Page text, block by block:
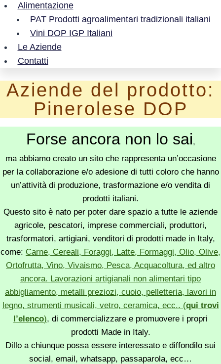
Alimentazione
PAT Prodotti agroalimentari tradizionali italiani
Vini DOP IGP Italiani
Le Aziende
Contatti
Aziende del prodotto:
Pinerolese DOP
Forse ancora non lo sai,
ma abbiamo creato un sito che rappresenta un’occasione
per la collaborazione e/o adesione di tutti coloro che hanno
un’attività di produzione, trasformazione e/o vendita di
prodotti italiani.
Questo sito è nato per poter dare spazio a tutte le aziende
agricole, pescatori, imprese commerciali, produttori,
trasformatori, artigiani, venditori di prodotti made in Italy,
come: Carne, Cereali, Foraggi, Latte, Formaggi, Olio, Olive,
Ortofrutta, Vino, Vivaismo, Pesca, Acquacoltura, ed altro
ancora. Lavorazioni artigianali non alimentari tipo
abbigliamento, metalli preziozi, cuoio, pelletteria, lavori in
legno, strumenti musicali, vetro, ceramica, ecc.. (qui trovi
l’elenco), di commercializzare e promuovere i propri
prodotti Made in Italy.
Dillo a chiunque possa essere interessato e diffondilo sui
social, email, whatsapp, passaparola, ecc…